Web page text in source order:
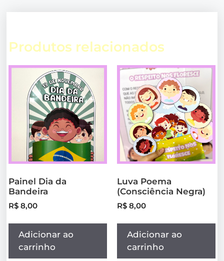
Produtos relacionados
Painel Dia da
Bandeira
R$ 8,00
Adicionar ao
carrinho
Luva Poema
(Consciência Negra)
R$ 8,00
Adicionar ao
carrinho